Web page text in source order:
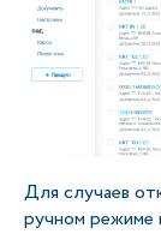
Для случаев
ручном режиме